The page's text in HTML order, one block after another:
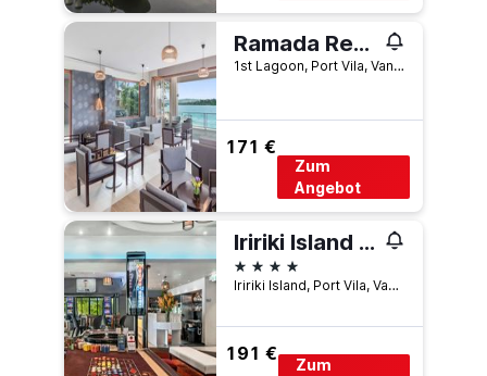
Ramada Resort by Wyndham Port Vila
1st Lagoon, Port Vila, Vanuatu
171 €
Zum
Angebot
Iririki Island Resort & Spa
4 Sterne
Iririki Island, Port Vila, Vanuatu
191 €
Zum